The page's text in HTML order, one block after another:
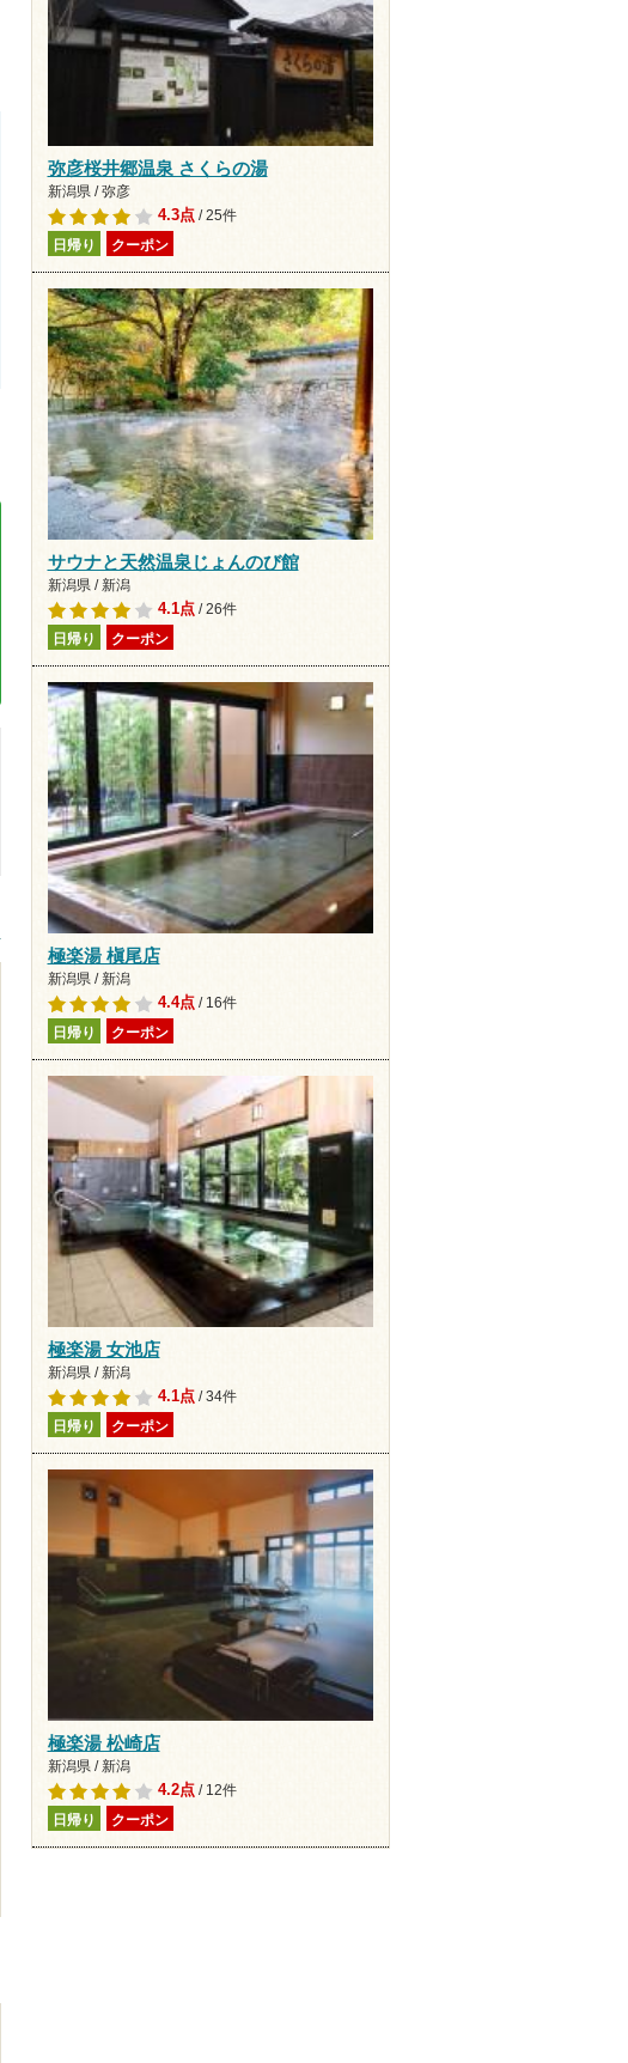
弥彦桜井郷温泉 さくらの湯
新潟県 / 弥彦
4.3点/ 25件
日帰り クーポン
サウナと天然温泉じょんのび館
新潟県 / 新潟
4.1点/ 26件
日帰り クーポン
極楽湯 槇尾店
新潟県 / 新潟
4.4点/ 16件
日帰り クーポン
極楽湯 女池店
新潟県 / 新潟
4.1点/ 34件
日帰り クーポン
極楽湯 松崎店
新潟県 / 新潟
4.2点/ 12件
日帰り クーポン